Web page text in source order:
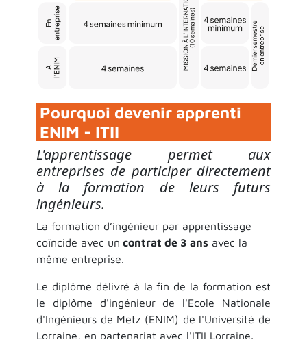
Pourquoi devenir apprenti
ENIM - ITII
L'apprentissage permet aux
entreprises de participer directement
à la formation de leurs futurs
ingénieurs.
La formation d’ingénieur par apprentissage
coïncide avec un contrat de 3 ans avec la
même entreprise.
Le diplôme délivré à la fin de la formation est
le diplôme d'ingénieur de l'Ecole Nationale
d'Ingénieurs de Metz (ENIM) de l'Université de
Lorraine, en partenariat avec l'ITII Lorraine.